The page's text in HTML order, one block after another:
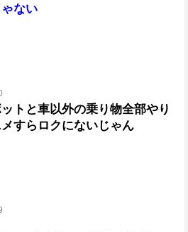
ない
トと車以外の乗り物全部やり
すらロクにないじゃん